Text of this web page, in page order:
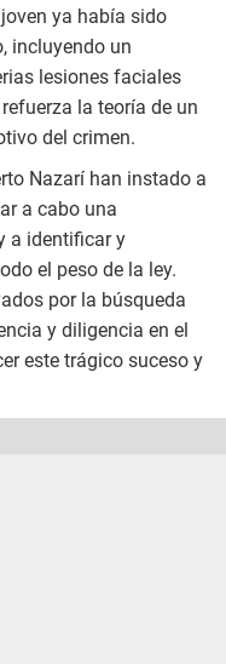
ya había sido
incluyendo un
lesiones faciales
la teoría de un
del crimen.
Nazarí han instado a
a cabo una
a identificar y
el peso de la ley.
por la búsqueda
y diligencia en el
este trágico suceso y